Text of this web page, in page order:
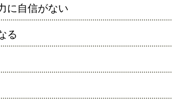
に自信がない
る